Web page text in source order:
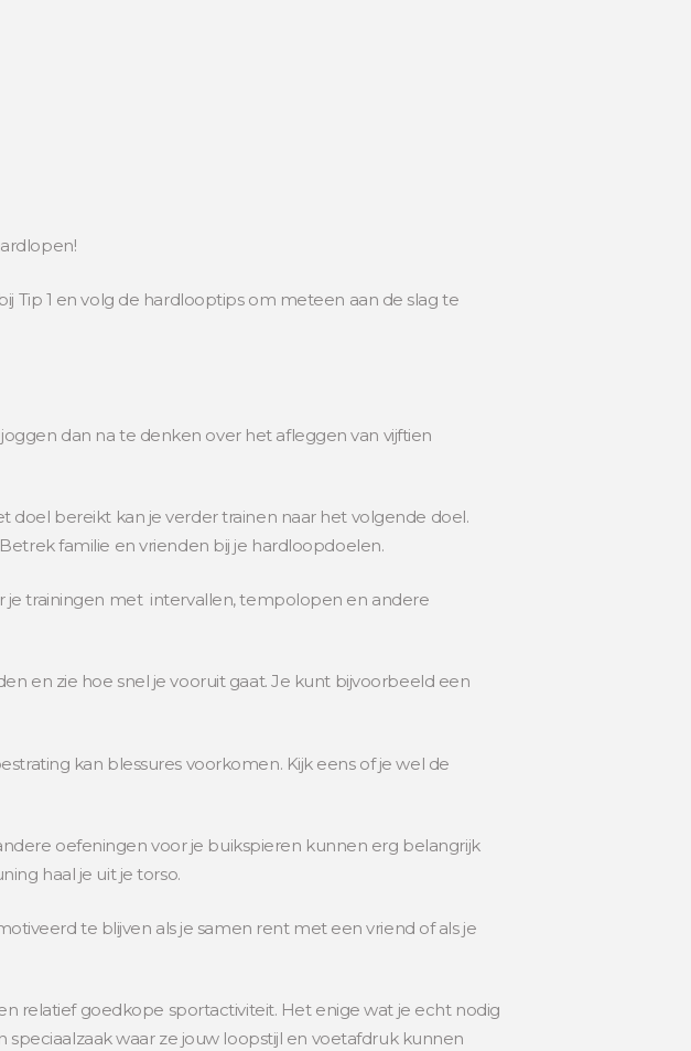
Tip 1 en volg de hardlooptips om meteen aan de slag te
dan na te denken over het afleggen van vijftien
doel bereikt kan je verder trainen naar het volgende doel.
familie en vrienden bij je hardloopdoelen.
je trainingen met intervallen, tempolopen en andere
en zie hoe snel je vooruit gaat. Je kunt bijvoorbeeld een
kan blessures voorkomen. Kijk eens of je wel de
oefeningen voor je buikspieren kunnen erg belangrijk
haal je uit je torso.
te blijven als je samen rent met een vriend of als je
relatief goedkope sportactiviteit. Het enige wat je echt nodig
waar ze jouw loopstijl en voetafdruk kunnen